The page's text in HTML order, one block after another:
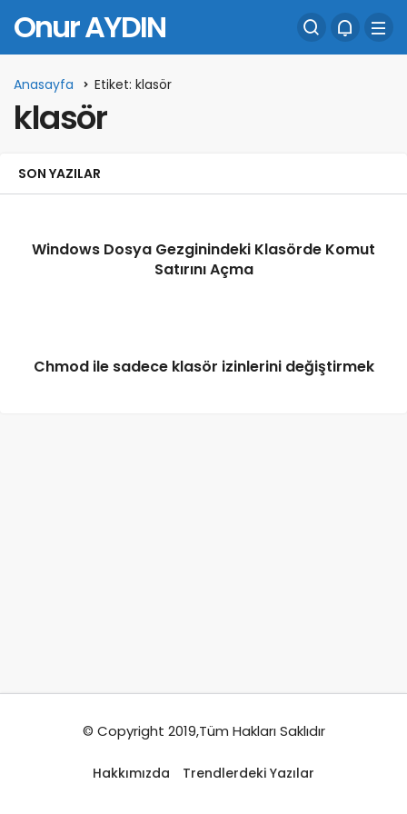
Onur AYDIN
Anasayfa Etiket: klasör
klasör
SON YAZILAR
Windows Dosya Gezginindeki Klasörde Komut
Satırını Açma
Chmod ile sadece klasör izinlerini değiştirmek
© Copyright 2019,Tüm Hakları Saklıdır
Hakkımızda Trendlerdeki Yazılar